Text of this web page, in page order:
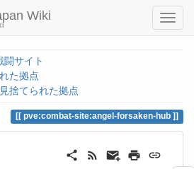
Wiki
闘サイト
た拠点
捨てられた拠点
pve:combat-site:angel-forsaken-hub